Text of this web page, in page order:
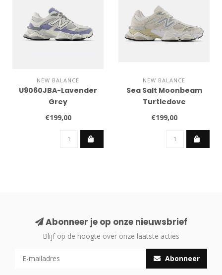
NEW BALANCE
U9060JBA-Lavender
Grey
€199,00
NEW BALANCE
Sea Salt Moonbeam
Turtledove
€199,00
Abonneer je op onze nieuwsbrief
Blijf op de hoogte over onze laatste acties
Abonneer